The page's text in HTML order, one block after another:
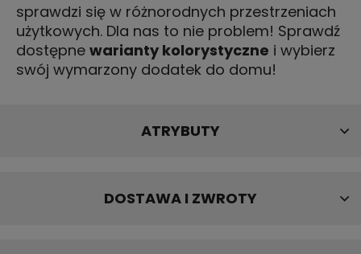
sprawdzi się w różnorodnych przestrzeniach
użytkowych. Dla nas to nie problem! Sprawdź
dostępne warianty kolorystyczne i wybierz
swój wymarzony dodatek do domu!
ATRYBUTY
DOSTAWA I ZWROTY